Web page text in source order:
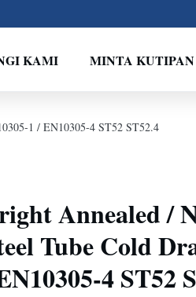
KAMI MINTA KUTIPAN
1 / EN10305-4 ST52 ST52.4
Annealed /
Tube Cold
4 ST52